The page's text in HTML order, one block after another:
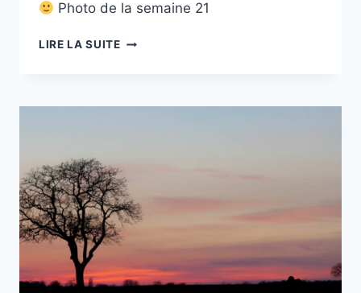
Photo de la semaine 21
LIRE LA SUITEPROJET
–
AVEC
DES
OIES